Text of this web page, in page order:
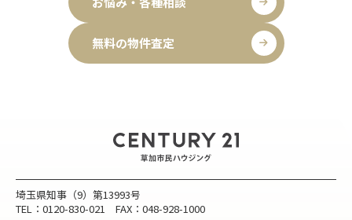
無料の物件査定
埼玉県知事（9）第13993号
TEL：0120-830-021 FAX：048-928-1000